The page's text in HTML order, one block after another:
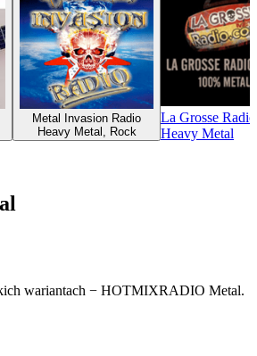
Metal Invasion Radio
Heavy Metal, Rock
La Grosse
Heavy Metal
wariantach − HOTMIXRADIO Metal.